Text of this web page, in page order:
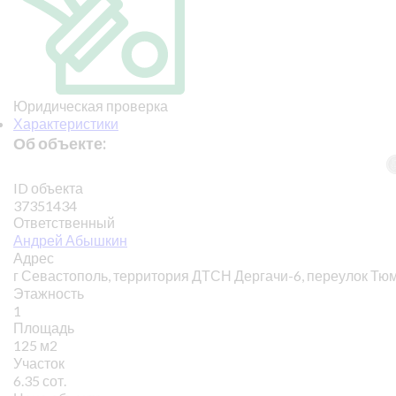
Юридическая проверка
Характеристики
Об объекте:
ID объекта
37351434
Ответственный
Андрей Абышкин
Адрес
г Севастополь, территория ДТСН Дергачи-6, переулок
Этажность
1
Площадь
125 м2
Участок
6.35 сот.